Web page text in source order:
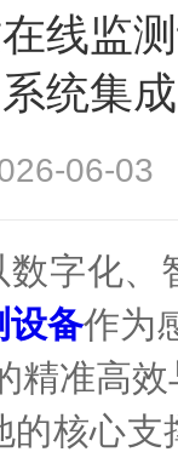
线监
系统集成
06-
字化、
设备作为
精准高
的核心